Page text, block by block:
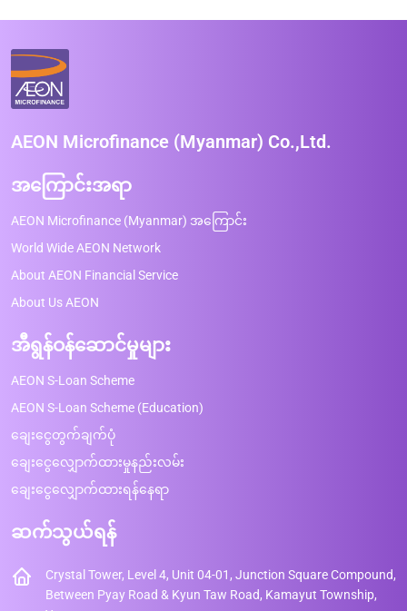
AEON Microfinance (Myanmar) Co.,Ltd.
အကြောင်းအရာ
AEON Microfinance (Myanmar) အကြောင်း
World Wide AEON Network
About AEON Financial Service
About Us AEON
အီရွန်ဝန်ဆောင်မှုများ
AEON S-Loan Scheme
AEON S-Loan Scheme (Education)
ချေးငွေတွက်ချက်ပုံ
ချေးငွေလျှောက်ထားမှုနည်းလမ်း
ချေးငွေလျှောက်ထားရန်နေရာ
ဆက်သွယ်ရန်
Crystal Tower, Level 4, Unit 04-01, Junction Square Compound,
Between Pyay Road & Kyun Taw Road, Kamayut Township,